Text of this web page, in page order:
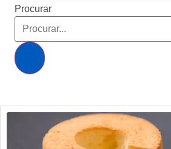
Procurar